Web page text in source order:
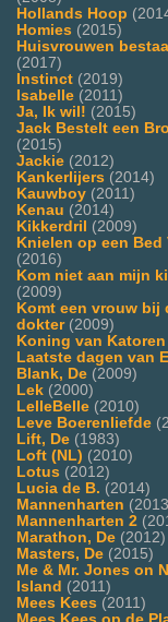
Hollands Hoop
Homies (2015)
Huisvrouwen
(2017)
Instinct (2019)
Isabelle (2011)
Ja, Ik wil! (2015)
Jack Bestelt een
(2015)
Jackie (2012)
Kankerlijers (2014)
Kauwboy (2011)
Kenau (2014)
Kikkerdril
(2009)
Knielen op een Bed
(2016)
Kom niet aan mijn
(2009)
Komt een vrouw bij
dokter(2009)
Koning van Katoren
Laatste dagen van
Blank, De (2009)
Lek (2000)
LelleBelle (2010)
Leve Boerenliefde
Lift, De (1983)
Loft (NL) (2010)
Lotus (2012)
Lucia de B. (2014)
Mannenharten
Mannenharten 2
Marathon, De (2012)
Masters, De (2015)
Me & Mr. Jones on
Island (2011)
Mees Kees (2011)